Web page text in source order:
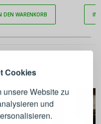
Cookies
Website zu
und
DEN WARENKORB IN
Ihrem